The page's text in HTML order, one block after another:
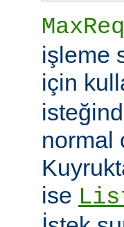
işleme
için
normal
ise